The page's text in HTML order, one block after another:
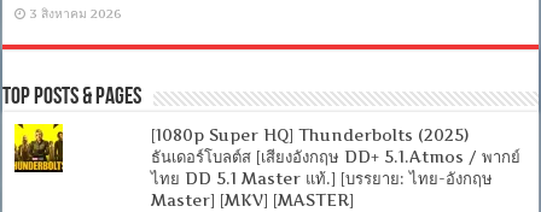
3 สิงหาคม 2026
Top Posts & Pages
[1080p Super HQ] Thunderbolts (2025)
ธันเดอร์โบลต์ส [เสียงอังกฤษ DD+ 5.1.Atmos / พากย์
ไทย DD 5.1 Master แท้.] [บรรยาย: ไทย-อังกฤษ
Master] [MKV] [MASTER]